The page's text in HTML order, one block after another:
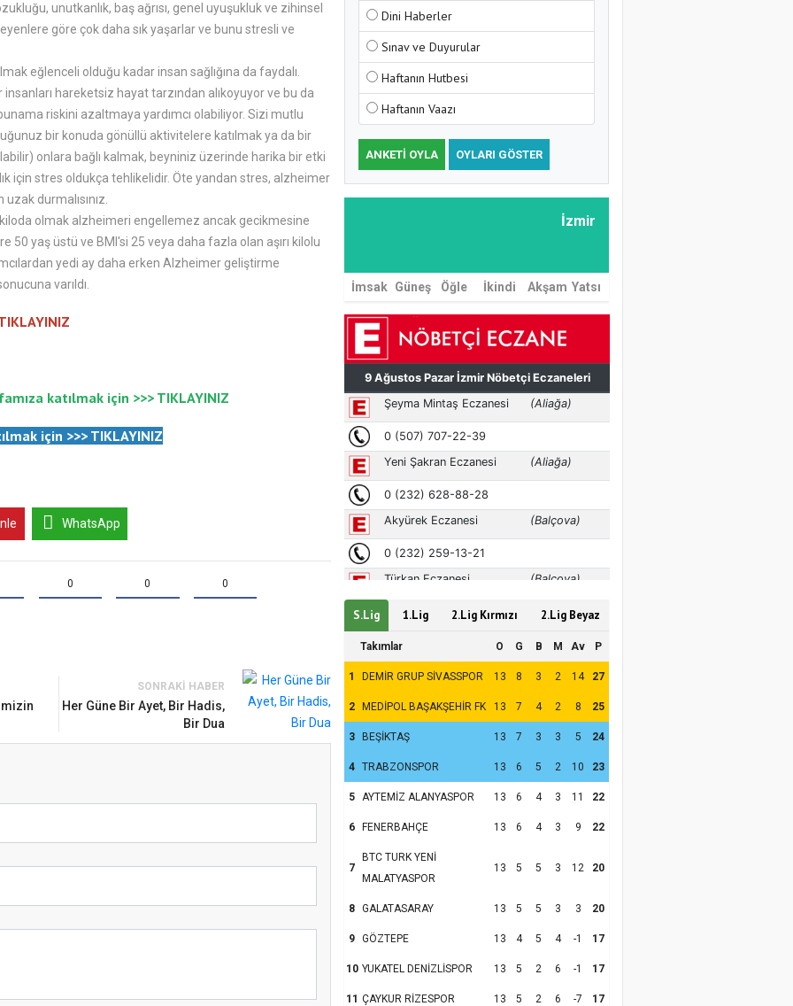
unutkanlık, baş ağrısı, genel uyuşukluk ve zihinsel
göre çok daha sık yaşarlar ve bunu stresli ve
eğlenceli olduğu kadar insan sağlığına da faydalı.
hareketsiz hayat tarzından alıkoyuyor ve bu da
riskini azaltmaya yardımcı olabiliyor. Sizi mutlu
bir konuda gönüllü aktivitelere katılmak ya da bir
onlara bağlı kalmak, beyniniz üzerinde harika bir etki
için stres oldukça tehlikelidir. Öte yandan stres, alzheimer
durmalısınız.​​​​​​​
kiloda olmak alzheimeri engellemez ancak gecikmesine
50 yaş üstü ve BMI'si 25 veya daha fazla olan aşırı kilolu
yedi ay daha erken Alzheimer geliştirme
varıldı.
katılmak için >>>TIKLAYINIZ
için >>> TIKLAYINIZ
WhatsApp
0 0 0
SONRAKI HABER
Her Güne Bir Ayet, Bir Hadis,
Bir Dua
Ayasofya Camii
dinle bağlarını
Dini Haberler
Sınav ve Duyurular
Haftanın Hutbesi
Haftanın Vaazı
ANKETI OYLA OYLARI GÖSTER
İzmir
İmsak Güneş Öğle İkindi Akşam Yatsı
S.Lig 1.Lig 2.Lig Kırmızı 2.Lig Beyaz
Takımlar O G B M Av P
1 DEMİR GRUP SİVASSPOR 13 8 3 2 14 27
2 MEDİPOL BAŞAKŞEHİR FK 13 7 4 2 8 25
3 BEŞİKTAŞ 13 7 3 3 5 24
4 TRABZONSPOR 13 6 5 2 10 23
5 AYTEMİZ ALANYASPOR 13 6 4 3 11 22
6 FENERBAHÇE 13 6 4 3 9 22
7
BTC TURK YENİ
MALATYASPOR
13 5 5 3 12 20
8 GALATASARAY 13 5 5 3 3 20
9 GÖZTEPE 13 4 5 4 -1 17
10 YUKATEL DENİZLİSPOR 13 5 2 6 -1 17
11 ÇAYKUR RİZESPOR 13 5 2 6 -7 17